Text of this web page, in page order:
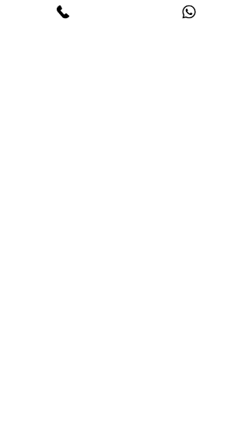
6,6 novembre 1991, Faranda), perché il